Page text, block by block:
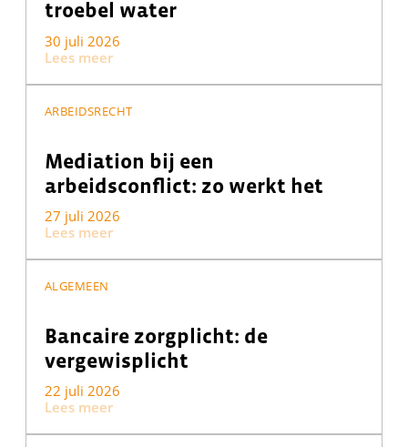
troebel water
30 juli 2026
Lees meer
ARBEIDSRECHT
Mediation bij een
arbeidsconflict: zo werkt het
27 juli 2026
Lees meer
ALGEMEEN
Bancaire zorgplicht: de
vergewisplicht
22 juli 2026
Lees meer